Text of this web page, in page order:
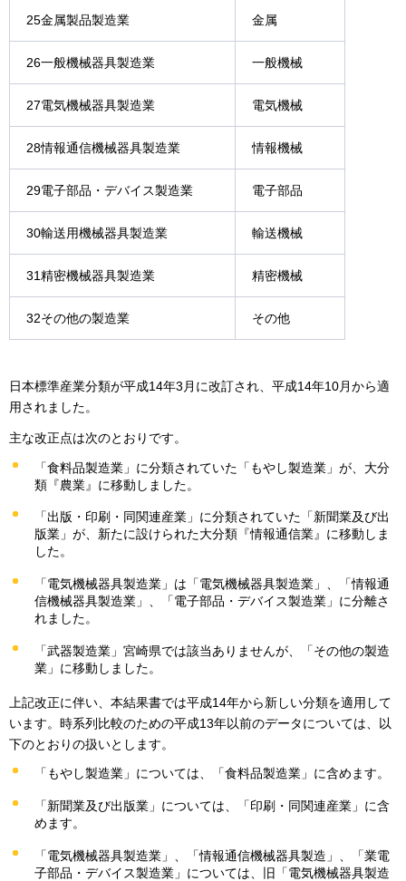
25金属製品製造業 金属
26一般機械器具製造業 一般機械
27電気機械器具製造業 電気機械
28情報通信機械器具製造業 情報機械
29電子部品・デバイス製造業 電子部品
30輸送用機械器具製造業 輸送機械
31精密機械器具製造業 精密機械
32その他の製造業 その他
日本標準産業分類が平成14年3月に改訂され、平成14年10月から適
用されました。
主な改正点は次のとおりです。
「食料品製造業」に分類されていた「もやし製造業」が、大分
類『農業』に移動しました。
「出版・印刷・同関連産業」に分類されていた「新聞業及び出
版業」が、新たに設けられた大分類『情報通信業』に移動しま
した。
「電気機械器具製造業」は「電気機械器具製造業」、「情報通
信機械器具製造業」、「電子部品・デバイス製造業」に分離さ
れました。
「武器製造業」宮崎県では該当ありませんが、「その他の製造
業」に移動しました。
上記改正に伴い、本結果書では平成14年から新しい分類を適用して
います。時系列比較のための平成13年以前のデータについては、以
下のとおりの扱いとします。
「もやし製造業」については、「食料品製造業」に含めます。
「新聞業及び出版業」については、「印刷・同関連産業」に含
めます。
「電気機械器具製造業」、「情報通信機械器具製造」、「業電
子部品・デバイス製造業」については、旧「電気機械器具製造